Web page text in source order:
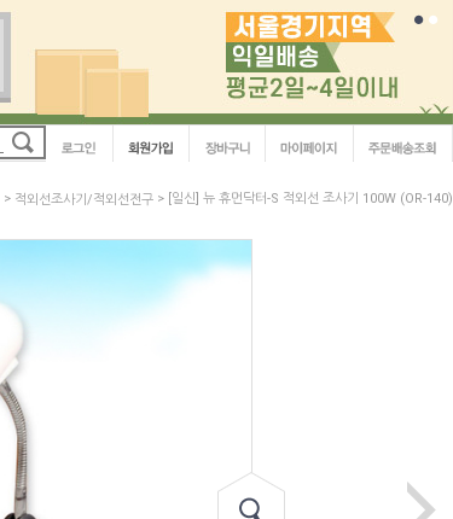
> 적외선조사기/적외선전구 > [일신] 뉴 휴먼닥터-S 적외선 조사기 100W (OR-140)